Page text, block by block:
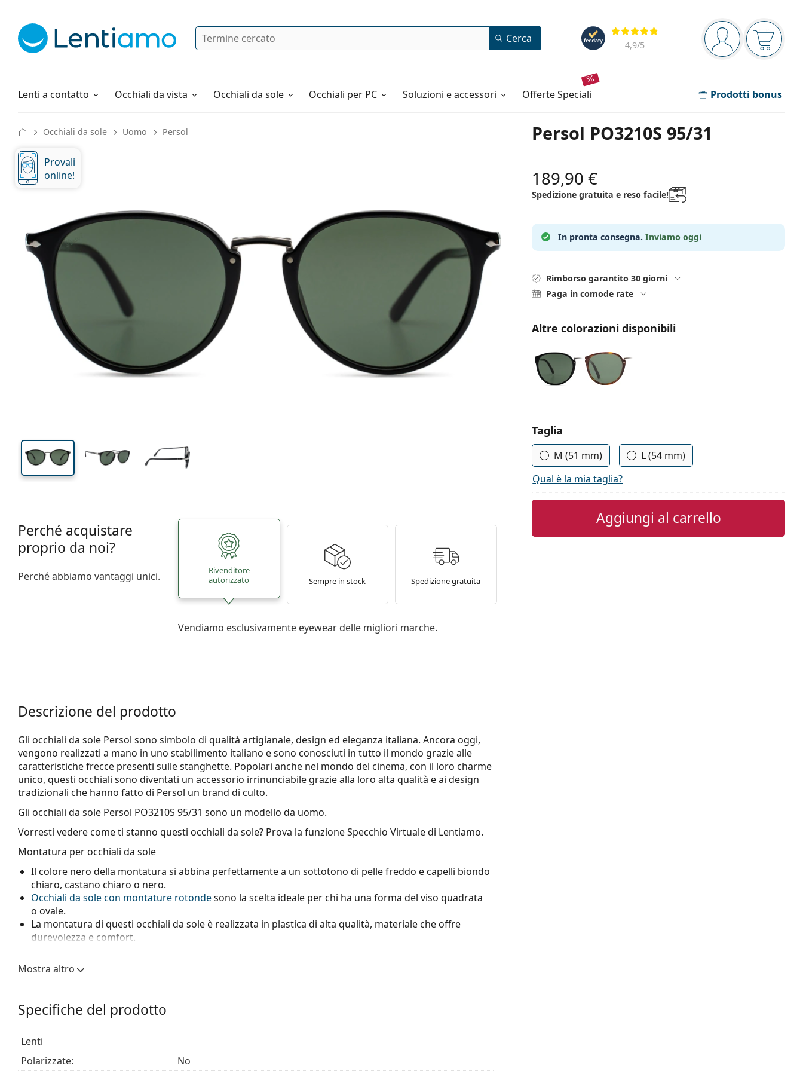
Barra di navigazione
sei connesso
Il
Valutazione
4,9/5
Ricerca Cerca
Lenti a contatto
Soluzioni Occhiali da vista Occhiali da sole Occhiali per PC Soluzioni e accessori offerte speciali Prodotti bonus
Tutto sugli acquisti
Persol PO3210S 95/31
Occhiali da sole Uomo Persol
Provali
online!
189,90 €
Spedizione gratuita e reso facile!
In pronta consegna. Inviamo oggi
Rimborso garantito 30 giorni
Paga in comode rate
Altre colorazioni disponibili
Seleziona i parametri
Taglia
M (51 mm)
L (54 mm)
Qual è la mia taglia?
Aggiungi al carrello
Perché acquistare
proprio da noi?
Perché abbiamo vantaggi unici.
Rivenditore
autorizzato
Sempre in stock Spedizione gratuita
Vendiamo esclusivamente eyewear delle migliori marche.
Descrizione del prodotto
Gli occhiali da sole Persol sono simbolo di qualità artigianale, design ed eleganza italiana. Ancora oggi,
vengono realizzati a mano in uno stabilimento italiano e sono conosciuti in tutto il mondo grazie alle
caratteristiche frecce presenti sulle stanghette. Popolari anche nel mondo del cinema, con il loro charme
unico, questi occhiali sono diventati un accessorio irrinunciabile grazie alla loro alta qualità e ai design
tradizionali che hanno fatto di Persol un brand di culto.
Gli occhiali da sole Persol PO3210S 95/31 sono un modello da uomo.
Vorresti vedere come ti stanno questi occhiali da sole? Prova la funzione Specchio Virtuale di Lentiamo.
Montatura per occhiali da sole
Il colore nero della montatura si abbina perfettamente a un sottotono di pelle freddo e capelli biondo
chiaro, castano chiaro o nero.
Occhiali da sole con montature rotondesono la scelta ideale per chi ha una forma del viso quadrata
o ovale.
La montatura di questi occhiali da sole è realizzata in plastica di alta qualità, materiale che offre
durevolezza e comfort.
Lenti per occhiali da sole
Le lenti verdi riducono l'intensità della luce senza alterare il contrasto o distorcere i colori.
resistenza ai graffi. Il vetro minerale si caratterizza per le sue eccellenti proprietà ottiche rispetto ad
altri materiali utilizzati per la produzione di lenti per occhiali da sole.
occhiali da sole sono dotate di un filtro solare di categoria 3 (trasmissione della luce 8–18%). Sono
adatti per un'intensa esposizione al sole in spiaggia o in città.
Mostra altro
Specifiche del prodotto
Lenti
Polarizzate:
No